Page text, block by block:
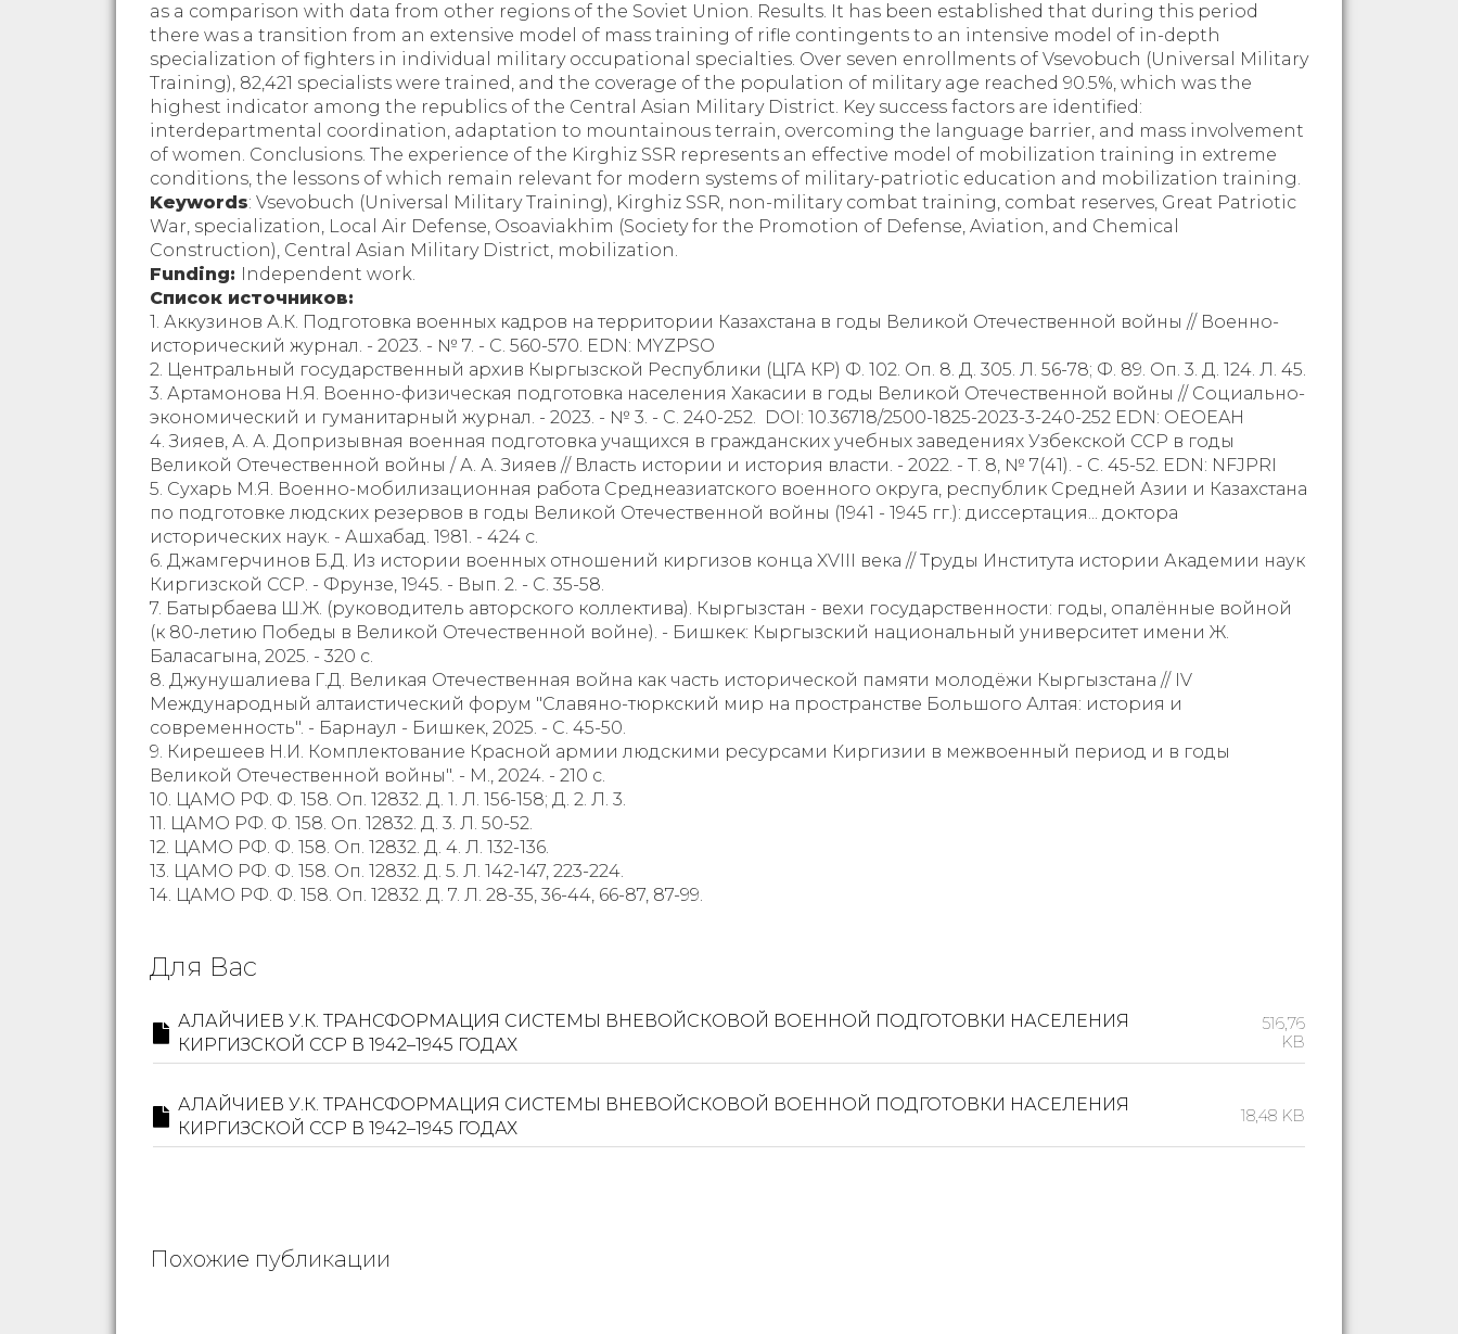
as a comparison with data from other regions of the Soviet Union. Results. It has been established that during this period
there was a transition from an extensive model of mass training of rifle contingents to an intensive model of in-depth
specialization of fighters in individual military occupational specialties. Over seven enrollments of Vsevobuch (Universal Military
Training), 82,421 specialists were trained, and the coverage of the population of military age reached 90.5%, which was the
highest indicator among the republics of the Central Asian Military District. Key success factors are identified:
interdepartmental coordination, adaptation to mountainous terrain, overcoming the language barrier, and mass involvement
of women. Conclusions. The experience of the Kirghiz SSR represents an effective model of mobilization training in extreme
conditions, the lessons of which remain relevant for modern systems of military-patriotic education and mobilization training.
Keywords: Vsevobuch (Universal Military Training), Kirghiz SSR, non-military combat training, combat reserves, Great Patriotic
War, specialization, Local Air Defense, Osoaviakhim (Society for the Promotion of Defense, Aviation, and Chemical
Construction), Central Asian Military District, mobilization.
Funding: Independent work.
Список источников:
1. Аккузинов А.К. Подготовка военных кадров на территории Казахстана в годы Великой Отечественной войны // Военно-
исторический журнал. - 2023. - № 7. - С. 560-570. EDN: MYZPSO
2. Центральный государственный архив Кыргызской Республики (ЦГА КР) Ф. 102. Оп. 8. Д. 305. Л. 56-78; Ф. 89. Оп. 3. Д. 124. Л. 45.
3. Артамонова Н.Я. Военно-физическая подготовка населения Хакасии в годы Великой Отечественной войны // Социально-
экономический и гуманитарный журнал. - 2023. - № 3. - С. 240-252. DOI: 10.36718/2500-1825-2023-3-240-252 EDN: OEOEAH
4. Зияев, А. А. Допризывная военная подготовка учащихся в гражданских учебных заведениях Узбекской ССР в годы
Великой Отечественной войны / А. А. Зияев // Власть истории и история власти. - 2022. - Т. 8, № 7(41). - С. 45-52. EDN: NFJPRI
5. Сухарь М.Я. Военно-мобилизационная работа Среднеазиатского военного округа, республик Средней Азии и Казахстана
по подготовке людских резервов в годы Великой Отечественной войны (1941 - 1945 гг.): диссертация... доктора
исторических наук. - Ашхабад. 1981. - 424 с.
6. Джамгерчинов Б.Д. Из истории военных отношений киргизов конца XVIII века // Труды Института истории Академии наук
Киргизской ССР. - Фрунзе, 1945. - Вып. 2. - С. 35-58.
7. Батырбаева Ш.Ж. (руководитель авторского коллектива). Кыргызстан - вехи государственности: годы, опалённые войной
(к 80-летию Победы в Великой Отечественной войне). - Бишкек: Кыргызский национальный университет имени Ж.
Баласагына, 2025. - 320 с.
8. Джунушалиева Г.Д. Великая Отечественная война как часть исторической памяти молодёжи Кыргызстана // IV
Международный алтаистический форум "Славяно-тюркский мир на пространстве Большого Алтая: история и
современность". - Барнаул - Бишкек, 2025. - С. 45-50.
9. Кирешеев Н.И. Комплектование Красной армии людскими ресурсами Киргизии в межвоенный период и в годы
Великой Отечественной войны". - М., 2024. - 210 с.
10. ЦАМО РФ. Ф. 158. Оп. 12832. Д. 1. Л. 156-158; Д. 2. Л. 3.
11. ЦАМО РФ. Ф. 158. Оп. 12832. Д. 3. Л. 50-52.
12. ЦАМО РФ. Ф. 158. Оп. 12832. Д. 4. Л. 132-136.
13. ЦАМО РФ. Ф. 158. Оп. 12832. Д. 5. Л. 142-147, 223-224.
14. ЦАМО РФ. Ф. 158. Оп. 12832. Д. 7. Л. 28-35, 36-44, 66-87, 87-99.
Для Вас
АЛАЙЧИЕВ У.К. ТРАНСФОРМАЦИЯ СИСТЕМЫ ВНЕВОЙСКОВОЙ ВОЕННОЙ ПОДГОТОВКИ НАСЕЛЕНИЯ
КИРГИЗСКОЙ ССР В 1942–1945 ГОДАХ
516,76
KB
АЛАЙЧИЕВ У.К. ТРАНСФОРМАЦИЯ СИСТЕМЫ ВНЕВОЙСКОВОЙ ВОЕННОЙ ПОДГОТОВКИ НАСЕЛЕНИЯ
КИРГИЗСКОЙ ССР В 1942–1945 ГОДАХ
18,48 KB
Похожие публикации